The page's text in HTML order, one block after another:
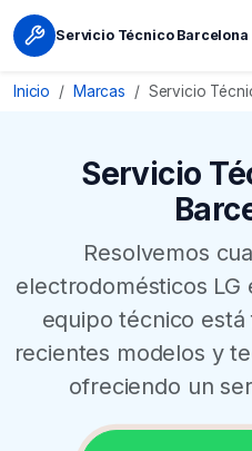
Servicio Técnico Barcelona
Inicio Marcas Servicio
Servicio
Resolvemos
electrodomésticos
equipo técnico
recientes modelos y
ofreciendo un